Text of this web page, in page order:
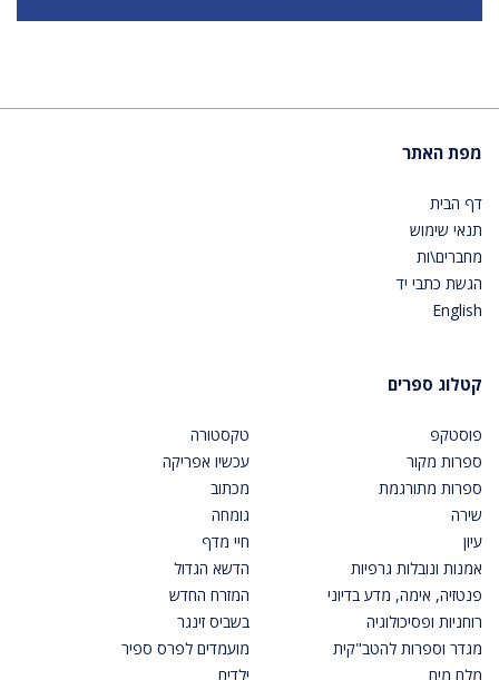
מפת האתר
דף הבית
תנאי שימוש
מחברים\ות
הגשת כתבי יד
English
קטלוג ספרים
פוסטקפ
ספרות מקור
ספרות מתורגמת
שירה
עיון
אמנות ונובלות גרפיות
פנטזיה, אימה, מדע בדיוני
רוחניות ופסיכולוגיה
מגדר וספרות להטב"קית
מלח מים
טקסטורה
עכשיו אפריקה
מכתוב
גומחה
חיי מדף
הדשא הגדול
המזרח החדש
בשביס זינגר
מועמדים לפרס ספיר
ילדים